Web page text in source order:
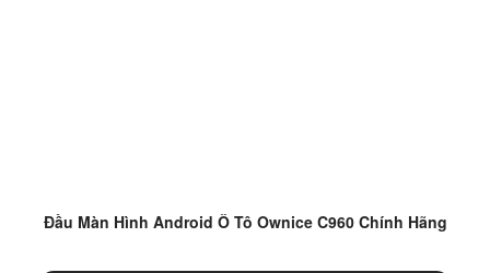
Đầu Màn Hình Android Ô Tô Ownice C960 Chính Hãng